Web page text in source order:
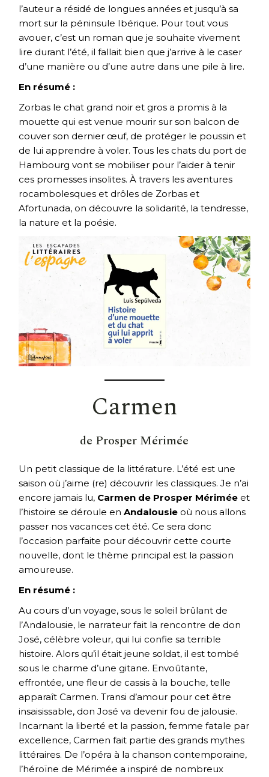
l’auteur a résidé de longues années et jusqu’à sa
mort sur la péninsule Ibérique. Pour tout vous
avouer, c’est un roman que je souhaite vivement
lire durant l’été, il fallait bien que j’arrive à le caser
d’une manière ou d’une autre dans une pile à lire.
En résumé :
Zorbas le chat grand noir et gros a promis à la
mouette qui est venue mourir sur son balcon de
couver son dernier œuf, de protéger le poussin et
de lui apprendre à voler. Tous les chats du port de
Hambourg vont se mobiliser pour l’aider à tenir
ces promesses insolites. À travers les aventures
rocambolesques et drôles de Zorbas et
Afortunada, on découvre la solidarité, la tendresse,
la nature et la poésie.
Carmen
de Prosper Mérimée
Un petit classique de la littérature. L’été est une
saison où j’aime (re) découvrir les classiques. Je n’ai
encore jamais lu, Carmen de Prosper Mérimée et
l’histoire se déroule enAndalousie où nous allons
passer nos vacances cet été. Ce sera donc
l’occasion parfaite pour découvrir cette courte
nouvelle, dont le thème principal est la passion
amoureuse.
En résumé :
Au cours d’un voyage, sous le soleil brûlant de
l’Andalousie, le narrateur fait la rencontre de don
José, célèbre voleur, qui lui confie sa terrible
histoire. Alors qu’il était jeune soldat, il est tombé
sous le charme d’une gitane. Envoûtante,
effrontée, une fleur de cassis à la bouche, telle
apparaît Carmen. Transi d’amour pour cet être
insaisissable, don José va devenir fou de jalousie.
Incarnant la liberté et la passion, femme fatale par
excellence, Carmen fait partie des grands mythes
littéraires. De l’opéra à la chanson contemporaine,
l’héroïne de Mérimée a inspiré de nombreux